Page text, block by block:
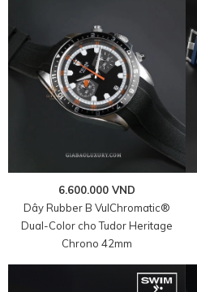
6.600.000 VND
Dây Rubber B VulChromatic®
Dual-Color cho Tudor Heritage
Chrono 42mm